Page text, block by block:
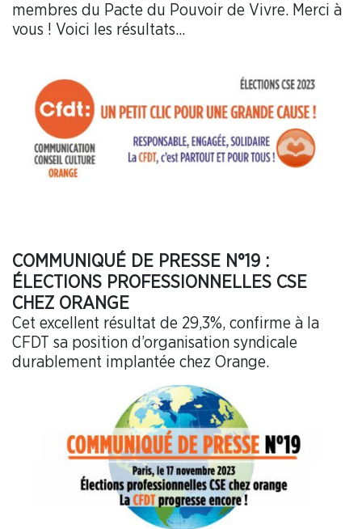
membres du Pacte du Pouvoir de Vivre. Merci à
vous ! Voici les résultats...
COMMUNIQUÉ DE PRESSE N°19 :
ÉLECTIONS PROFESSIONNELLES CSE
CHEZ ORANGE
Cet excellent résultat de 29,3%, confirme à la
CFDT sa position d’organisation syndicale
durablement implantée chez Orange.